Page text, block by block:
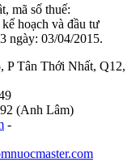
mã số thuế:
hoạch và đầu tư
ngày: 03/04/2015.
P Tân Thới Nhất, Q12,
(Anh Lâm)
-